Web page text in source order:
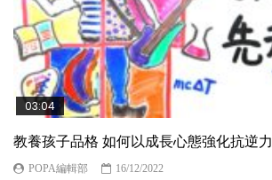
03:04
教養孩子品格 如何以成長心態強化抗逆力
POPA編輯部
16/12/2022